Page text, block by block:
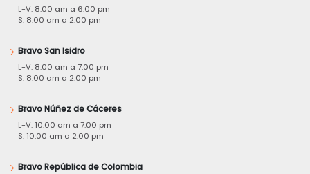
L-V: 8:00 am a 6:00 pm
S: 8:00 am a 2:00 pm
Bravo San Isidro
L-V: 8:00 am a 7:00 pm
S: 8:00 am a 2:00 pm
Bravo Núñez de Cáceres
L-V: 10:00 am a 7:00 pm
S: 10:00 am a 2:00 pm
Bravo República de Colombia